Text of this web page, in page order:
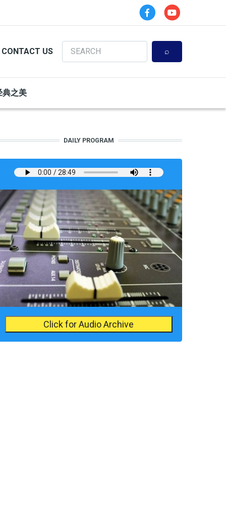
CONTACT US
Search
典之美
DAILY PROGRAM
Click for Audio Archive